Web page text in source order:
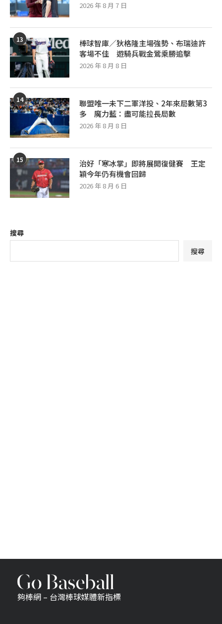
2026 年 8 月 7 日
13
棒球智庫／狄格隆主場強勢、布瑞迪許
客場不佳 遊騎兵戰金鶯乘勝追擊
2026 年 8 月 8 日
14
聯盟唯一未下二軍洋投、2年來局數第3
多 魔力藍：盡可能拉長局數
2026 年 8 月 8 日
15
治好「寒冰掌」即將展開復健賽 王定
穎今年仍有機會回歸
2026 年 8 月 6 日
搜尋
搜尋
夠棒網 – 台灣棒球媒體新指標